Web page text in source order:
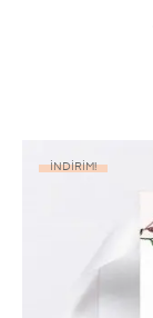
İNDIRIM!